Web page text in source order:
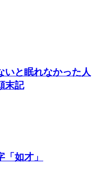
いと眠れなかった人
末記
如才」